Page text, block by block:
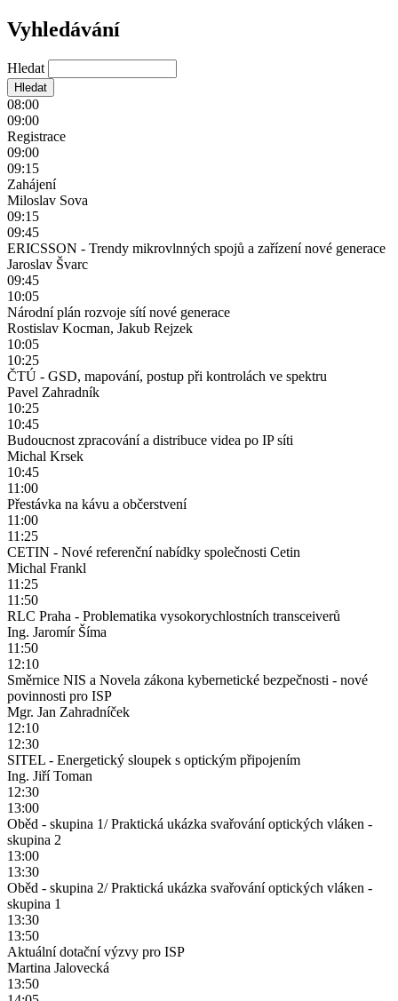
Vyhledávání
Hledat
08:00
09:00
Registrace
09:00
09:15
Zahájení
Miloslav Sova
09:15
09:45
ERICSSON - Trendy mikrovlnných spojů a zařízení nové generace
Jaroslav Švarc
09:45
10:05
Národní plán rozvoje sítí nové generace
Rostislav Kocman, Jakub Rejzek
10:05
10:25
ČTÚ - GSD, mapování, postup při kontrolách ve spektru
Pavel Zahradník
10:25
10:45
Budoucnost zpracování a distribuce videa po IP síti
Michal Krsek
10:45
11:00
Přestávka na kávu a občerstvení
11:00
11:25
CETIN - Nové referenční nabídky společnosti Cetin
Michal Frankl
11:25
11:50
RLC Praha - Problematika vysokorychlostních transceiverů
Ing. Jaromír Šíma
11:50
12:10
Směrnice NIS a Novela zákona kybernetické bezpečnosti - nové
povinnosti pro ISP
Mgr. Jan Zahradníček
12:10
12:30
SITEL - Energetický sloupek s optickým připojením
Ing. Jiří Toman
12:30
13:00
Oběd - skupina 1/ Praktická ukázka svařování optických vláken -
skupina 2
13:00
13:30
Oběd - skupina 2/ Praktická ukázka svařování optických vláken -
skupina 1
13:30
13:50
Aktuální dotační výzvy pro ISP
Martina Jalovecká
13:50